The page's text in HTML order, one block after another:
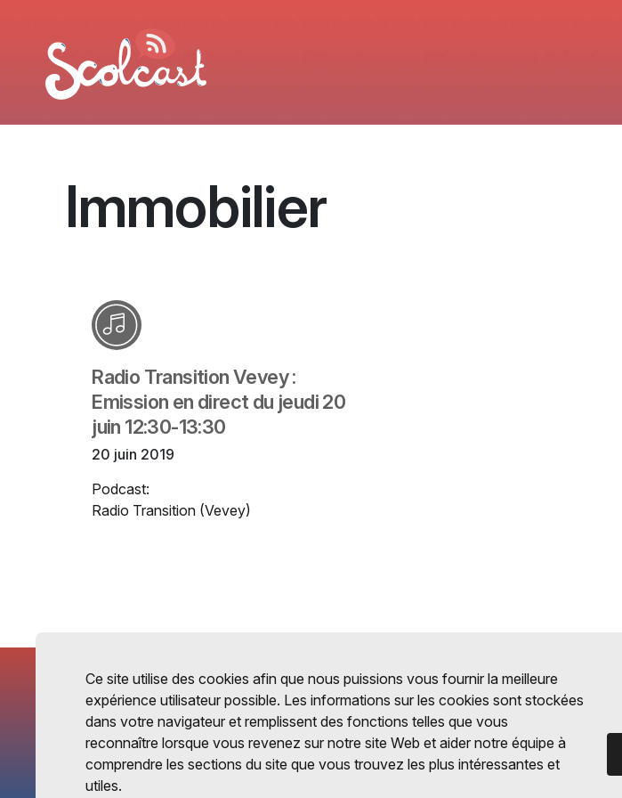
Immobilier
Radio Transition Vevey :
Emission en direct du jeudi 20
juin 12:30-13:30
20 juin 2019
Podcast:
Radio Transition (Vevey)
Ce site utilise des cookies afin que nous puissions vous fournir la meilleure
expérience utilisateur possible. Les informations sur les cookies sont stockées
dans votre navigateur et remplissent des fonctions telles que vous
reconnaître lorsque vous revenez sur notre site Web et aider notre équipe à
comprendre les sections du site que vous trouvez les plus intéressantes et
utiles.